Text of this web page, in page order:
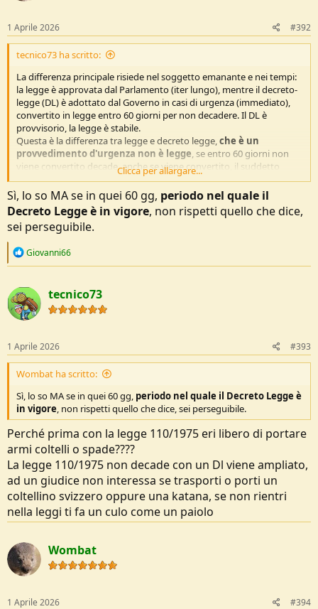
1 Aprile 2026 #392
tecnico73 ha scritto:
La differenza principale risiede nel soggetto emanante e nei tempi:
la legge è approvata dal Parlamento (iter lungo), mentre il decreto-
legge (DL) è adottato dal Governo in casi di urgenza (immediato),
convertito in legge entro 60 giorni per non decadere. Il DL è
provvisorio, la legge è stabile.
Questa è la differenza tra legge e decreto legge,che è un
provvedimento d'urgenza non è legge, se entro 60 giorni non
viene convertito decade, anche se viene convertito, il suddetto
decreto andrebbe ad ampliare in maniera inutile la legge110/1975
che è molto semplice come legge, vietato fare il porto e il trasporto
senza giusta causa, senza fare inutili differenze tra coltelli, vietato,
allora, questo DL n23 2026 è solo propaganda politica misto a
chiacchiere da bar.
Clicca per allargare...
Sì, lo so MA se in quei 60 gg, periodo nel quale il
Decreto Legge è in vigore, non rispetti quello che dice,
sei perseguibile.
R
c
t
i
o
s
:
Giovanni66
tecnico73
1 Aprile 2026 #393
Wombat ha scritto:
Sì, lo so MA se in quei 60 gg, periodo nel quale il Decreto Legge è
in vigore, non rispetti quello che dice, sei perseguibile.
Perché prima con la legge 110/1975 eri libero di portare
armi coltelli o spade????
La legge 110/1975 non decade con un Dl viene ampliato,
ad un giudice non interessa se trasporti o porti un
coltellino svizzero oppure una katana, se non rientri
nella leggi ti fa un culo come un paiolo
Wombat
1 Aprile 2026 #394